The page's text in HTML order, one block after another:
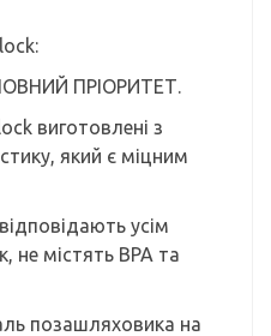
ПРІОРИТЕТ.
виготовлені з
який є міцним
усім
не містять BPA та
позашляховика на